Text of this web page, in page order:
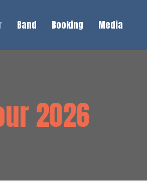
Band Booking Media
2026